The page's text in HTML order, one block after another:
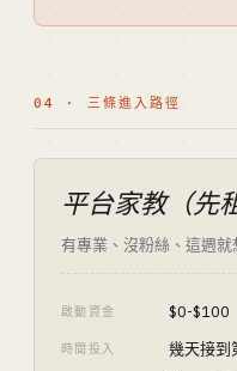
04 · 三條進入路徑
平台家教（先
有專業、沒粉絲、這週
啟動資金 $0-$100
時間投入 幾天接到